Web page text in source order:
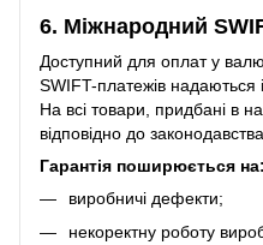
6. Міжнародний
Доступний для оплат у
SWIFT-платежів надаються
На всі товари, придбані в
відповідно до
Гарантія поширюється на:
виробничі дефекти;
некоректну роботу